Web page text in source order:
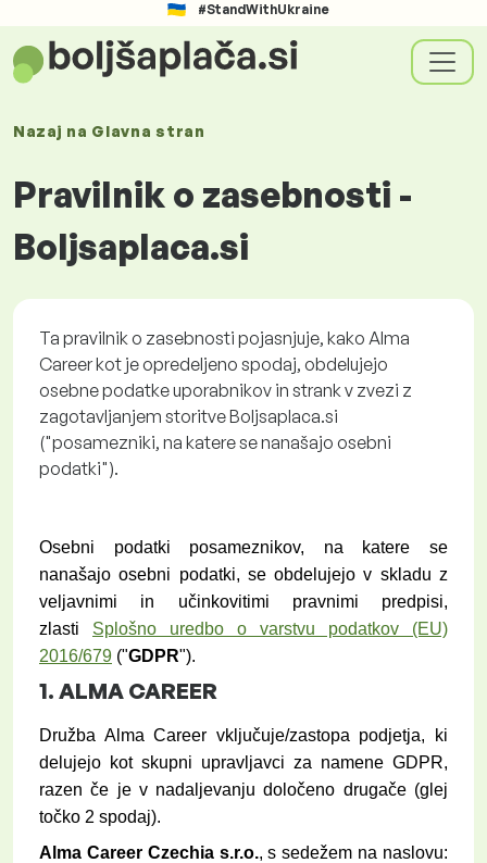
#StandWithUkraine
Nazaj na Glavna stran
Pravilnik o zasebnosti -
Boljsaplaca.si
Ta pravilnik o zasebnosti pojasnjuje, kako Alma
Career kot je opredeljeno spodaj, obdelujejo
osebne podatke uporabnikov in strank v zvezi z
zagotavljanjem storitve Boljsaplaca.si
("posamezniki, na katere se nanašajo osebni
podatki").
Osebni podatki posameznikov, na katere se
nanašajo osebni podatki, se obdelujejo v skladu z
veljavnimi in učinkovitimi pravnimi predpisi,
zlasti Splošno uredbo o varstvu podatkov (EU)
2016/679 ("GDPR").
1. ALMA CAREER
Družba Alma Career vključuje/zastopa podjetja, ki
delujejo kot skupni upravljavci za namene GDPR,
razen če je v nadaljevanju določeno drugače (glej
točko 2 spodaj).
Alma Career Czechia s.r.o., s sedežem na naslovu: